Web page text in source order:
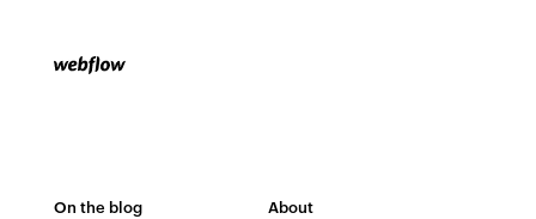
On the blog About